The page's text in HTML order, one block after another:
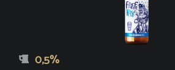
0,5%